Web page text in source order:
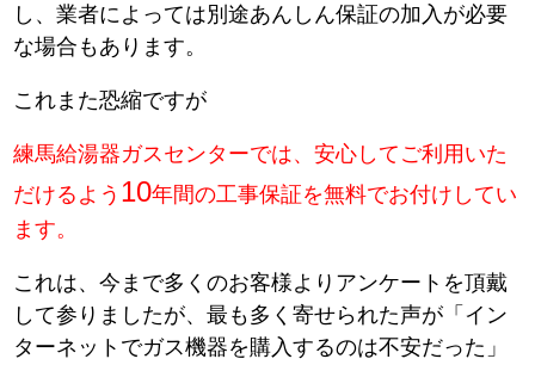
し、業者によっては別途あんしん保証の加入が必要
な場合もあります。
これまた恐縮ですが
練馬給湯器ガスセンターでは、安心してご利用いた
だけるよう 10年間の工事保証を無料でお付けしてい
ます。
これは、今まで多くのお客様よりアンケートを頂戴
して参りましたが、最も多く寄せられた声が「イン
ターネットでガス機器を購入するのは不安だった」